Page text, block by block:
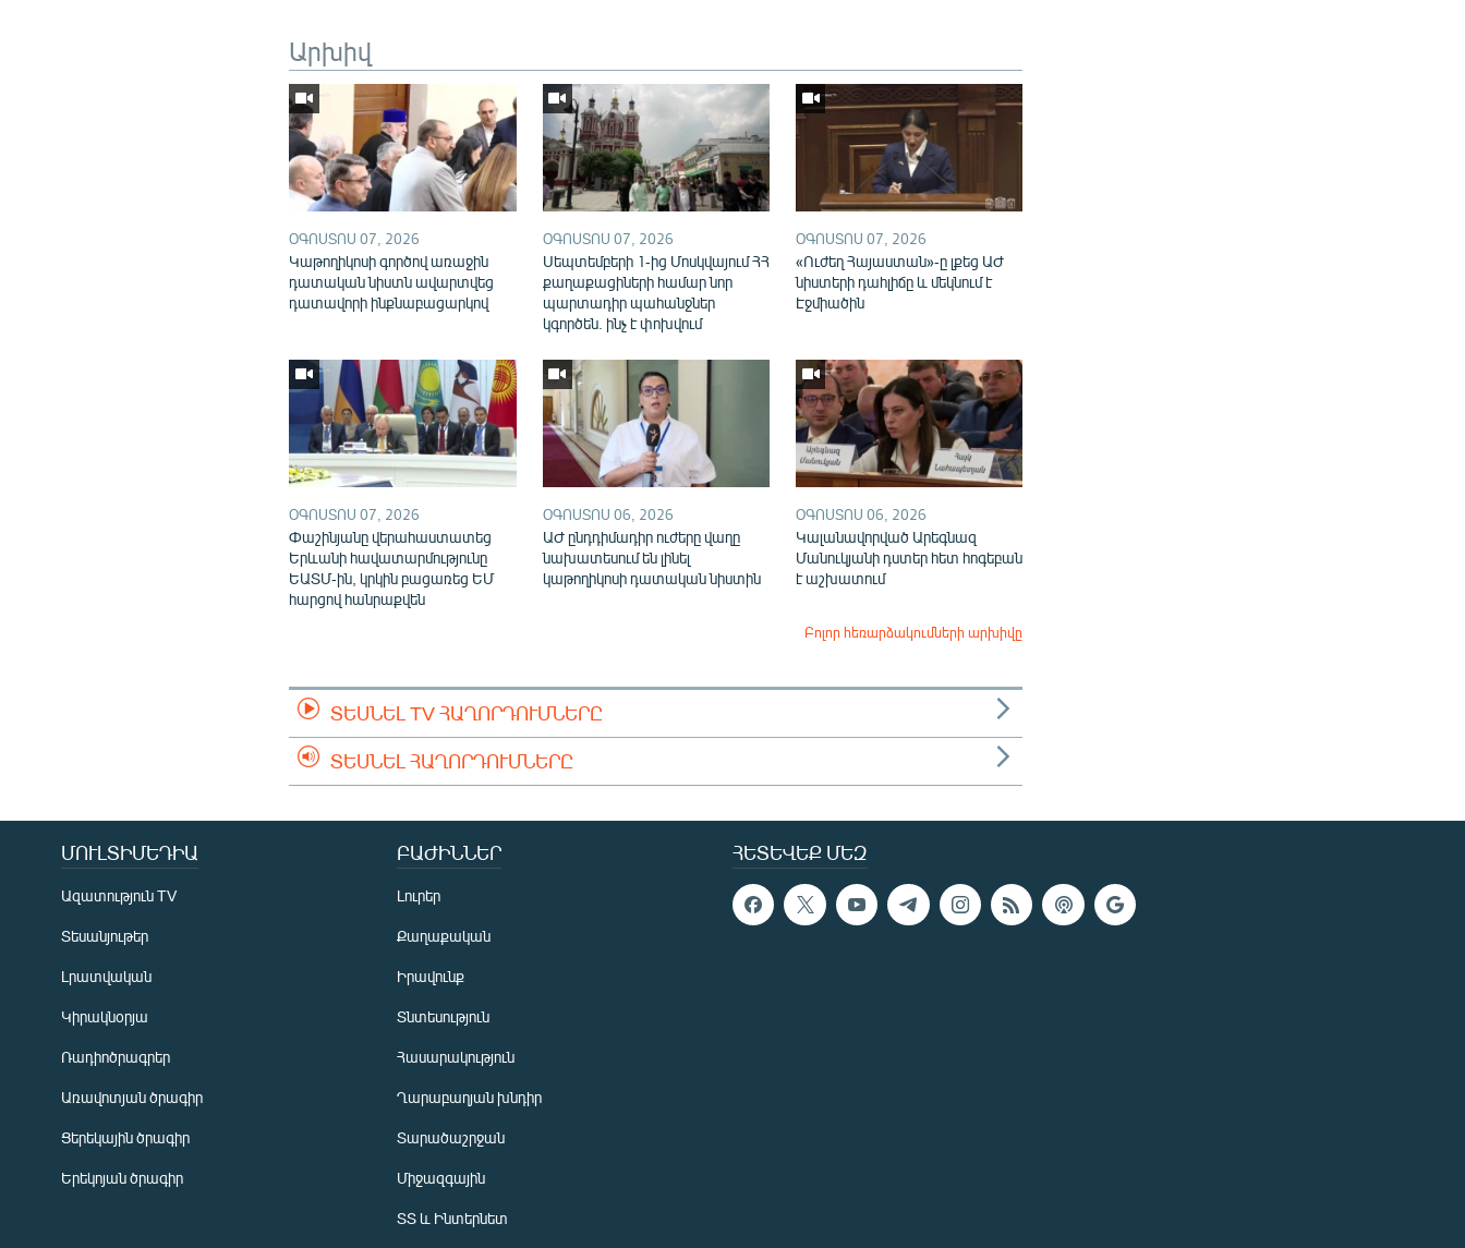
270p
Արխիվ
ՕԳՈՍՏՈՍ 07, 2026
Կաթողիկոսի գործով առաջին
դատական նիստն ավարտվեց
դատավորի ինքնաբացարկով
ՕԳՈՍՏՈՍ 07, 2026
Սեպտեմբերի 1-ից Մոսկվայում ՀՀ
քաղաքացիների համար նոր
պարտադիր պահանջներ
կգործեն. ինչ է փոխվում
ՕԳՈՍՏՈՍ 07, 2026
«Ուժեղ Հայաստան»-ը լքեց ԱԺ
նիստերի դահլիճը և մեկնում է
Էջմիածին
ՕԳՈՍՏՈՍ 07, 2026
Փաշինյանը վերահաստատեց
Երևանի հավատարմությունը
ԵԱՏՄ-ին, կրկին բացառեց ԵՄ
հարցով հանրաքվեն
ՕԳՈՍՏՈՍ 06, 2026
ԱԺ ընդդիմադիր ուժերը վաղը
նախատեսում են լինել
կաթողիկոսի դատական նիստին
ՕԳՈՍՏՈՍ 06, 2026
Կալանավորված Արեգնազ
Մանուկյանի դստեր հետ հոգեբան
է աշխատում
Բոլոր հեռարձակումների արխիվը
ՏԵՍՆԵԼ TV ՀԱՂՈՐԴՈՒՄՆԵՐԸ
ՏԵՍՆԵԼ ՀԱՂՈՐԴՈՒՄՆԵՐԸ
ՀԵՏԵՎԵՔ ՄԵԶ
ՄՈՒԼՏԻՄԵԴԻԱ
Ազատություն TV
Տեսանյութեր
Լրատվական
Կիրակնօրյա
Ռադիոծրագրեր
Առավոտյան ծրագիր
Ցերեկային ծրագիր
Երեկոյան ծրագիր
ԲԱԺԻՆՆԵՐ
Լուրեր
Քաղաքական
Իրավունք
Տնտեսություն
Հասարակություն
Ղարաբաղյան խնդիր
Տարածաշրջան
Միջազգային
ՏՏ և Ինտերնետ